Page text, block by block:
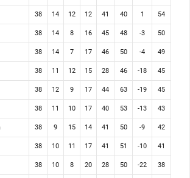
38 14 12 12 41 40 1 54
38 14 8 16 45 48 -3 50
38 14 7 17 46 50 -4 49
38 11 12 15 28 46 -18 45
38 12 9 17 44 63 -19 45
38 11 10 17 40 53 -13 43
38 9 15 14 41 50 -9 42
38 10 11 17 41 51 -10 41
38 10 8 20 28 50 -22 38